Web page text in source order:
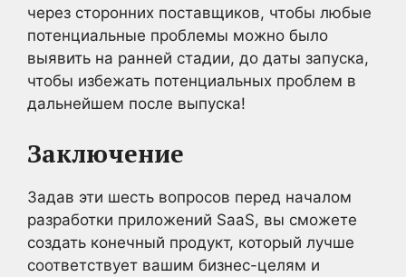
через сторонних поставщиков, чтобы любые
потенциальные проблемы можно было
выявить на ранней стадии, до даты запуска,
чтобы избежать потенциальных проблем в
дальнейшем после выпуска!
Заключение
Задав эти шесть вопросов перед началом
разработки приложений SaaS, вы сможете
создать конечный продукт, который лучше
соответствует вашим бизнес-целям и